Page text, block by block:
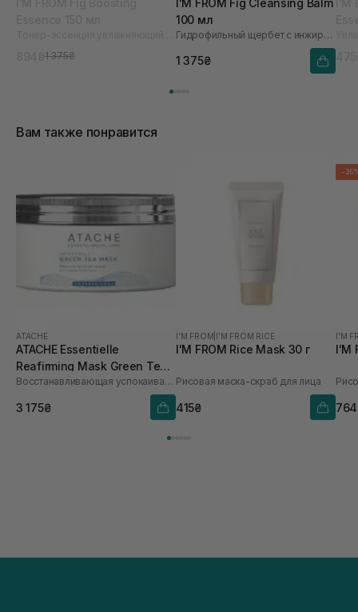
1 375₴
100 мл
Гидрофильный щербет с инжиром
1 375₴
Вам также понравится
ATACHE
ATACHE Essentielle
Reafirming Mask Green Tea
200 мл
Восстанавливающая успокаивающая маска
3 175₴
I'M FROM I'M FROM RICE
I'M FROM Rice Mask 30 г
Рисовая маска-скраб для лица
415₴
-
I'M
I'M